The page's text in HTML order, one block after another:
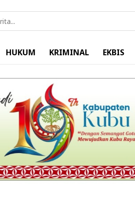
HUKUM KRIMINAL EKBIS